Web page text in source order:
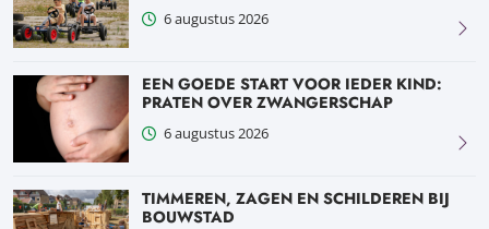
6 augustus 2026
EEN GOEDE START VOOR IEDER KIND:
PRATEN OVER ZWANGERSCHAP
6 augustus 2026
TIMMEREN, ZAGEN EN SCHILDEREN BIJ
BOUWSTAD